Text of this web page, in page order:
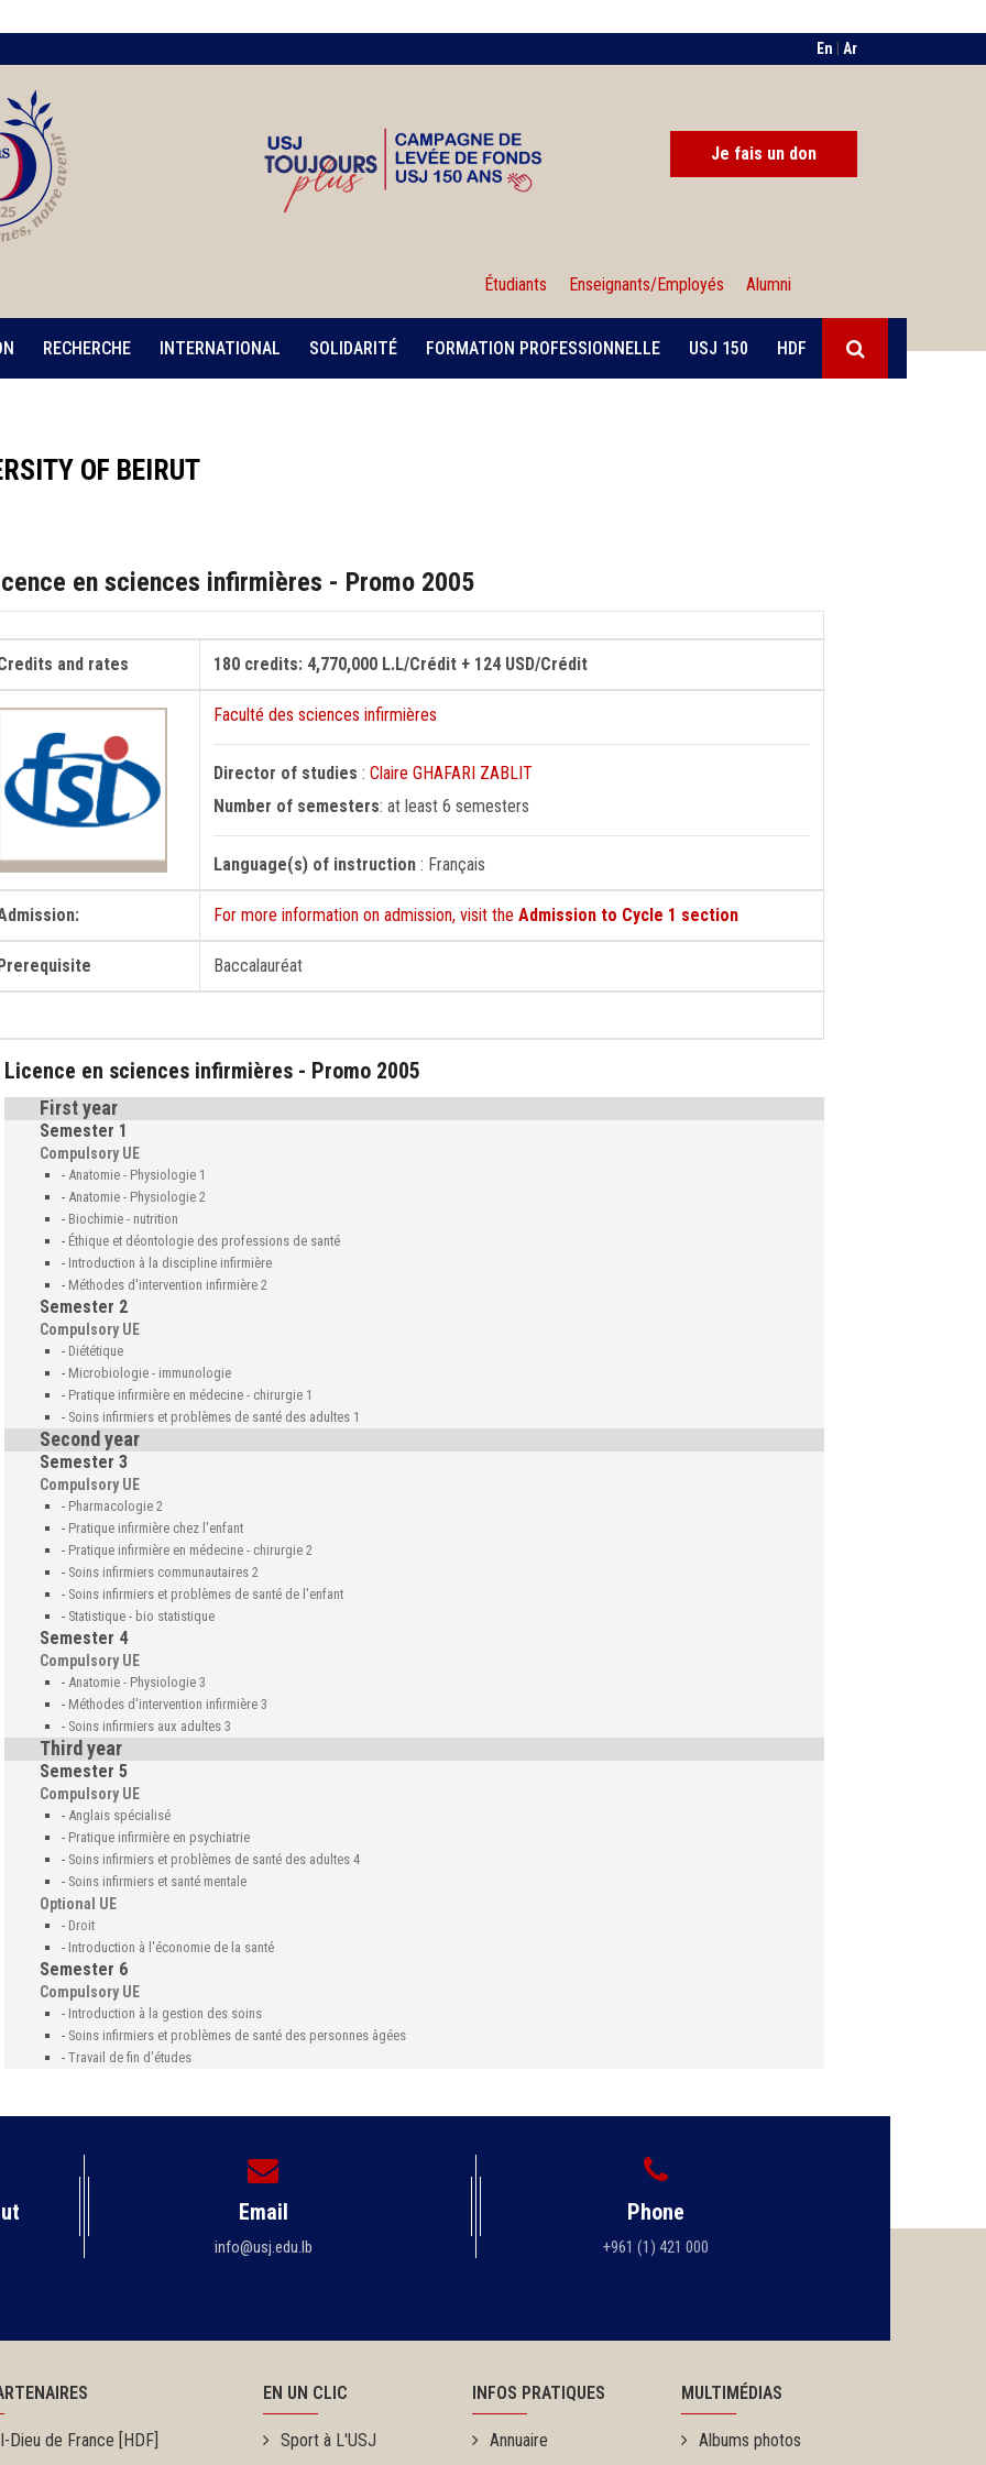
En Ar
Je fais un don
Étudiants Enseignants/Employés Alumni
RECHERCHE INTERNATIONAL SOLIDARITÉ FORMATION PROFESSIONNELLE USJ 150 HDF
OF BEIRUT
en sciences infirmières - Promo 2005
and rates 180 credits: 4,770,000 L.L/Crédit + 124 USD/Crédit
Faculté des sciences infirmières
Director of studies : Claire GHAFARI ZABLIT
Number of semesters: at least 6 semesters
Language(s) of instruction : Français
For more information on admission, visit the Admission to Cycle 1 section
Baccalauréat
Licence en sciences infirmières - Promo 2005
First year
Semester 1
Compulsory UE
- Anatomie - Physiologie 1
- Anatomie - Physiologie 2
- Biochimie - nutrition
- Éthique et déontologie des professions de santé
- Introduction à la discipline infirmière
- Méthodes d'intervention infirmière 2
Semester 2
Compulsory UE
- Diététique
- Microbiologie - immunologie
- Pratique infirmière en médecine - chirurgie 1
- Soins infirmiers et problèmes de santé des adultes 1
Second year
Semester 3
Compulsory UE
- Pharmacologie 2
- Pratique infirmière chez l'enfant
- Pratique infirmière en médecine - chirurgie 2
- Soins infirmiers communautaires 2
- Soins infirmiers et problèmes de santé de l'enfant
- Statistique - bio statistique
Semester 4
Compulsory UE
- Anatomie - Physiologie 3
- Méthodes d'intervention infirmière 3
- Soins infirmiers aux adultes 3
Third year
Semester 5
Compulsory UE
- Anglais spécialisé
- Pratique infirmière en psychiatrie
- Soins infirmiers et problèmes de santé des adultes 4
- Soins infirmiers et santé mentale
Optional UE
- Droit
- Introduction à l'économie de la santé
Semester 6
Compulsory UE
- Introduction à la gestion des soins
- Soins infirmiers et problèmes de santé des personnes âgées
- Travail de fin d'études
Email
info@usj.edu.lb
Phone
+961 (1) 421 000
Dieu de France [HDF]
EN UN CLIC
Sport à L'USJ
INFOS PRATIQUES
Annuaire
MULTIMÉDIAS
Albums photos